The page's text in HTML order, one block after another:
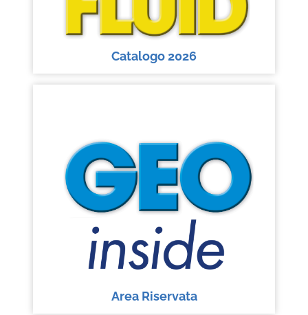
Catalogo 2026
Area Riservata